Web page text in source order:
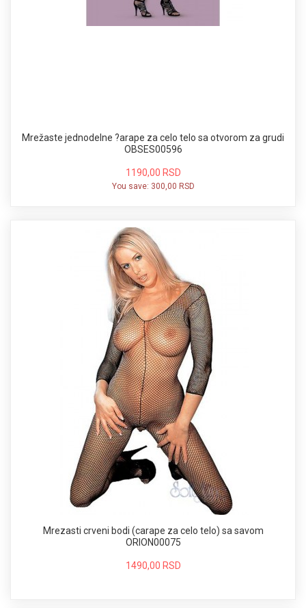
Mrežaste jednodelne ?arape za celo telo sa otvorom za grudi
OBSES00596
1190,00 RSD
You save: 300,00 RSD
Mrezasti crveni bodi (carape za celo telo) sa savom
ORION00075
1490,00 RSD